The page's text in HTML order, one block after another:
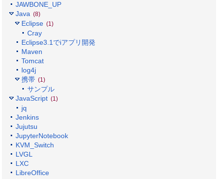
JAWBONE_UP
Java (8)
Eclipse (1)
Cray
Eclipse3.1でiアプリ開発
Maven
Tomcat
log4j
携帯 (1)
サンプル
JavaScript (1)
jq
Jenkins
Jujutsu
JupyterNotebook
KVM_Switch
LVGL
LXC
LibreOffice